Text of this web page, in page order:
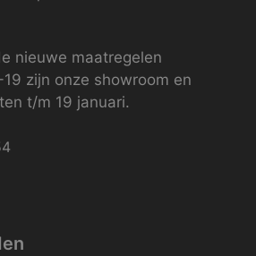
nieuwe maatregelen
19 zijn onze showroom en
t/m 19 januari.